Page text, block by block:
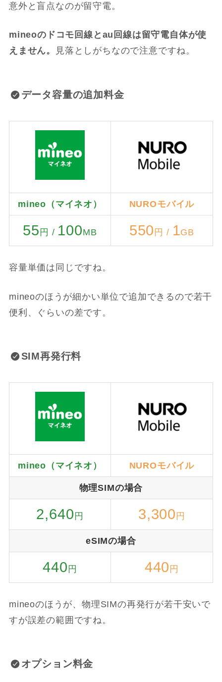
意外と盲点なのが留守電。
mineoのドコモ回線とau回線は留守電自体が使
えません。
見落としがちなので注意ですね。
データ容量の追加料金
mineo（マイネオ） NUROモバイル
55 円 / 100MB 550 円 / 1GB
容量単価は同じですね。
mineoのほうが細かい単位で追加できるので若干
便利、ぐらいの差です。
SIM再発行料
mineo（マイネオ） NUROモバイル
物理SIMの場合
2,640 円 3,300 円
eSIMの場合
440 円 440 円
mineoのほうが、物理SIMの再発行が若干安いで
すが誤差の範囲ですね。
オプション料金